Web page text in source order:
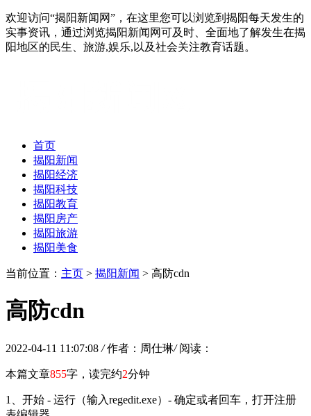
欢迎访问“揭阳新闻网”，在这里您可以浏览到揭阳每天发生的
实事资讯，通过浏览揭阳新闻网可及时、全面地了解发生在揭
阳地区的民生、旅游,娱乐,以及社会关注教育话题。
首页
揭阳新闻
揭阳经济
揭阳科技
揭阳教育
揭阳房产
揭阳旅游
揭阳美食
当前位置： 主页 > 揭阳新闻 > 高防cdn
高防cdn
2022-04-11 11:07:08 / 作者：周仕琳/ 阅读：
本篇文章855字，读完约2分钟
1、开始 - 运行（输入regedit.exe）- 确定或者回车，打开注册